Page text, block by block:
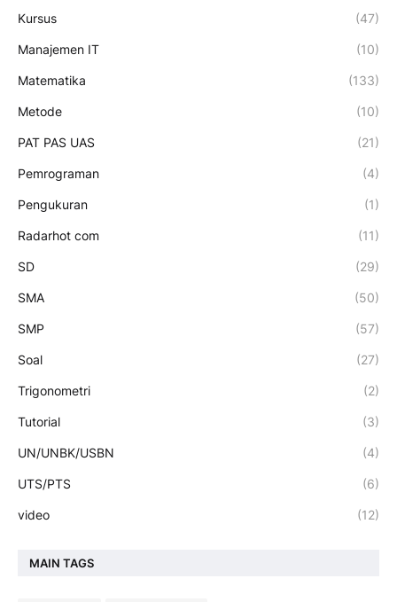
Kursus (47)
Manajemen IT (10)
Matematika (133)
Metode (10)
PAT PAS UAS (21)
Pemrograman (4)
Pengukuran (1)
Radarhot com (11)
SD (29)
SMA (50)
SMP (57)
Soal (27)
Trigonometri (2)
Tutorial (3)
UN/UNBK/USBN (4)
UTS/PTS (6)
video (12)
MAIN TAGS